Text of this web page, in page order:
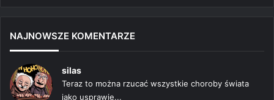
NAJNOWSZE KOMENTARZE
silas
Teraz to można rzucać wszystkie choroby świata
jako usprawie...